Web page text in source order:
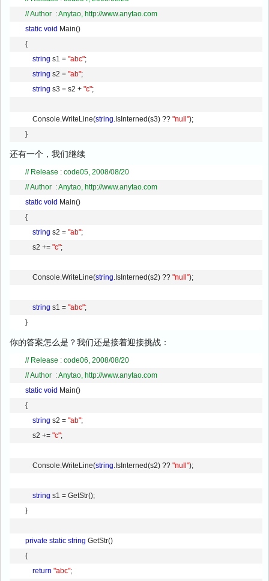
// Author  : Anytao, http://www.anytao.com
static void Main()
        {
string s1 = "abc";
string s2 = "ab";
string s3 = s2 + "c";
            Console.WriteLine(
string.IsInterned(s3) ?? "null");
        }
还有一个，我们继续
// Release : code05, 2008/08/20
// Author  : Anytao, http://www.anytao.com
static void Main()
        {
string s2 = "ab";
            s2 +=
"c";
            Console.WriteLine(
string.IsInterned(s2) ?? "null");
string s1 = "abc";
        }
你的答案怎么是？我们还是接着迎接挑战：
// Release : code06, 2008/08/20
// Author  : Anytao, http://www.anytao.com
static void Main()
        {
string s2 = "ab";
            s2 +=
"c";
            Console.WriteLine(
string.IsInterned(s2) ?? "null");
string s1 = GetStr();
        }
private static string GetStr()
        {
return "abc";